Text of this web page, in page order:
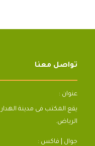
تواصل معنا
عنوان :
يقع المكتب فى مدينة
الرياض.
جوال | فاكس :